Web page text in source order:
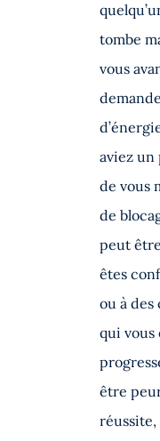
tombe
vous
aviez un
de vous
de
peut
êtes
ou à
qui vous
être
réussite,